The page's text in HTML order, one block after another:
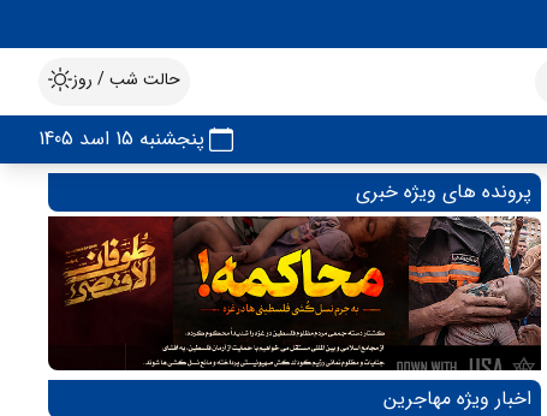
حالت شب / روز
پنجشنبه 15 اسد 1405
پرونده های ویژه خبری
اخبار ویژه مهاجرین